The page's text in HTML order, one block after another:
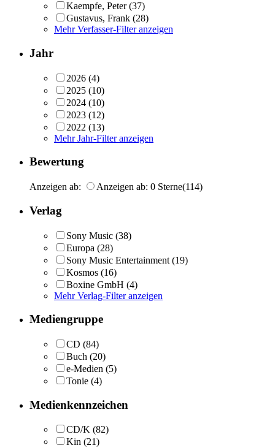
Kaempfe, Peter (37)
Gustavus, Frank (28)
Mehr Verfasser-Filter anzeigen
Jahr
2026 (4)
2025 (10)
2024 (10)
2023 (12)
2022 (13)
Mehr Jahr-Filter anzeigen
Bewertung
Anzeigen ab: Anzeigen ab: 0 Sterne(114)
Verlag
Sony Music (38)
Europa (28)
Sony Music Entertainment (19)
Kosmos (16)
Boxine GmbH (4)
Mehr Verlag-Filter anzeigen
Mediengruppe
CD (84)
Buch (20)
e-Medien (5)
Tonie (4)
Medienkennzeichen
CD/K (82)
Kin (21)